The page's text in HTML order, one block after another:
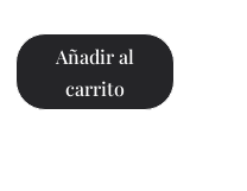
Añadir al
carrito